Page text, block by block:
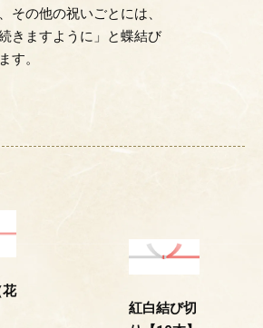
その他の祝いごとには、
きますように」と蝶結び
す。
紅白結び切